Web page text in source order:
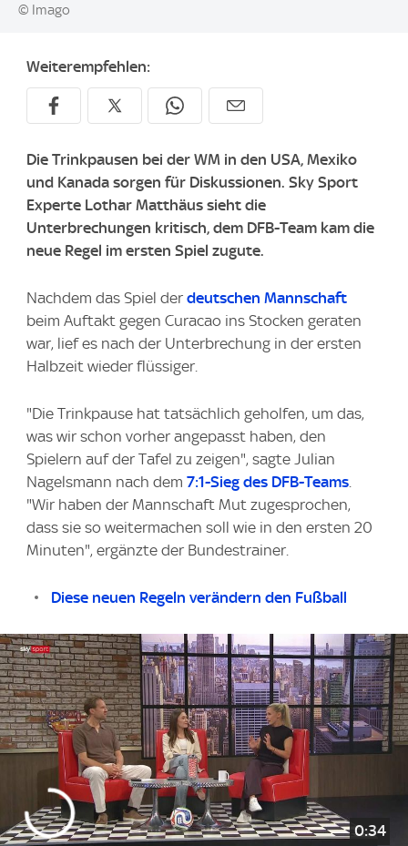
© Imago
Weiterempfehlen:
Die Trinkpausen bei der WM in den USA, Mexiko
und Kanada sorgen für Diskussionen. Sky Sport
Experte Lothar Matthäus sieht die
Unterbrechungen kritisch, dem DFB-Team kam die
neue Regel im ersten Spiel zugute.
Nachdem das Spiel der deutschen Mannschaft
beim Auftakt gegen Curacao ins Stocken geraten
war, lief es nach der Unterbrechung in der ersten
Halbzeit wieder flüssiger.
"Die Trinkpause hat tatsächlich geholfen, um das,
was wir schon vorher angepasst haben, den
Spielern auf der Tafel zu zeigen", sagte Julian
Nagelsmann nach dem 7:1-Sieg des DFB-Teams
"Wir haben der Mannschaft Mut zugesprochen,
dass sie so weitermachen soll wie in den ersten 20
Minuten", ergänzte der Bundestrainer.
Diese neuen Regeln verändern den Fußball
0:34